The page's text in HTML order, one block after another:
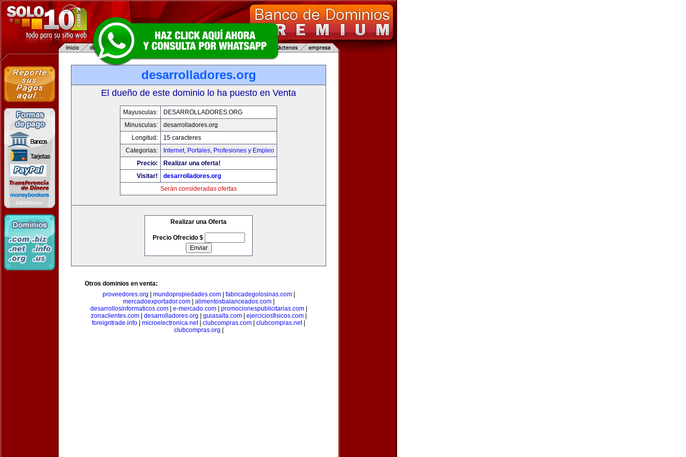
desarrolladores.org
El dueño de este dominio lo ha puesto en Venta
Mayusculas:
DESARROLLADORES.ORG
Minusculas:
desarrolladores.org
Longitud:
15 caracteres
Categorias:
Internet, Portales, Profesiones y Empleo
Precio:
Realizar una oferta!
Visitar!
desarrolladores.org
Serán consideradas ofertas
Realizar una Oferta
Precio Ofrecido $
Otros dominios en venta:
proveedores.org
mundopropiedades.com| fabricadegolosinas.com|
mercadoexportador.com| alimentosbalanceados.com|
desarrollosinformaticos.com| e-mercado.com| promocionespublicitarias.com|
zonaclientes.com| desarrolladores.org guiasalta.com| ejerciciosfisicos.com|
foreigntrade.info
microelectronica.net| clubcompras.com clubcompras.net|
clubcompras.org